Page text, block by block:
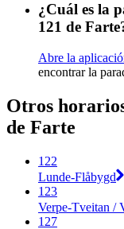
¿Cuál es la
121 de
Abre la
encontrar la
Otros
de Farte
122
Lunde-Flåbygd
123
Verpe-Tveitan /
127